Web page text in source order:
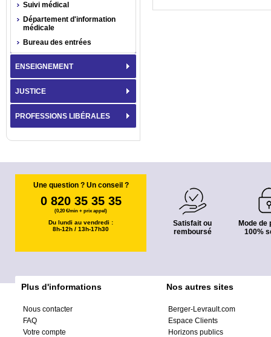
Suivi médical
Département d'information
médicale
Bureau des entrées
ENSEIGNEMENT
JUSTICE
PROFESSIONS LIBÉRALES
Une question ? Un conseil ?
0 820 35 35 35
(0,20 €/min + prix appel)
Du lundi au vendredi :
8h-12h / 13h-17h30
Satisfait ou
remboursé
Mode de
100%
Plus d'informations
Nous contacter
FAQ
Votre compte
Nos autres sites
Berger-Levrault.com
Espace Clients
Horizons publics